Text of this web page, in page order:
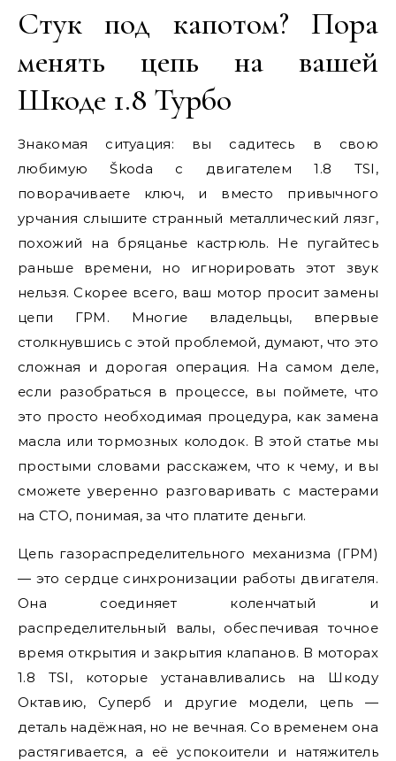
Стук под капотом? Пора
менять цепь на вашей
Шкоде 1.8 Турбо
Знакомая ситуация: вы садитесь в свою
любимую Škoda с двигателем 1.8 TSI,
поворачиваете ключ, и вместо привычного
урчания слышите странный металлический лязг,
похожий на бряцанье кастрюль. Не пугайтесь
раньше времени, но игнорировать этот звук
нельзя. Скорее всего, ваш мотор просит замены
цепи ГРМ. Многие владельцы, впервые
столкнувшись с этой проблемой, думают, что это
сложная и дорогая операция. На самом деле,
если разобраться в процессе, вы поймете, что
это просто необходимая процедура, как замена
масла или тормозных колодок. В этой статье мы
простыми словами расскажем, что к чему, и вы
сможете уверенно разговаривать с мастерами
на СТО, понимая, за что платите деньги.
Цепь газораспределительного механизма (ГРМ)
— это сердце синхронизации работы двигателя.
Она соединяет коленчатый и
распределительный валы, обеспечивая точное
время открытия и закрытия клапанов. В моторах
1.8 TSI, которые устанавливались на Шкоду
Октавию, Суперб и другие модели, цепь —
деталь надёжная, но не вечная. Со временем она
растягивается, а её успокоители и натяжитель